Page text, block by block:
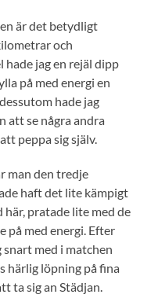
är det betydligt
och
hade jag en rejäl dipp
på med energi en
hade jag
att se några andra
peppa sig själv.
man den tredje
haft det lite kämpigt
pratade lite med de
på med energi. Efter
med i matchen
härlig löpning på fina
ta sig an Städjan.